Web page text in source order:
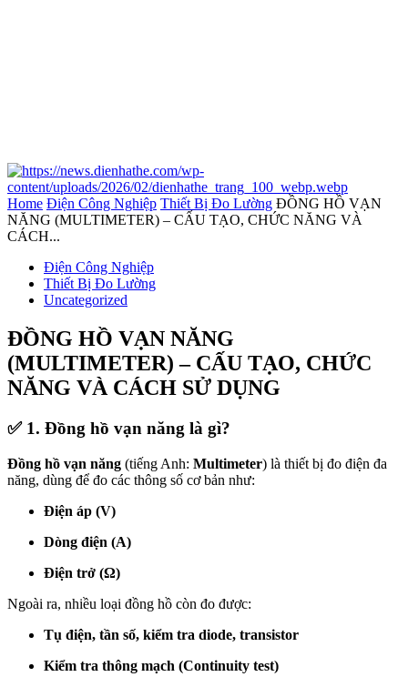
Home Điện Công Nghiệp Thiết Bị Đo Lường ĐỒNG HỒ VẠN
NĂNG (MULTIMETER) – CẤU TẠO, CHỨC NĂNG VÀ
CÁCH...
Điện Công Nghiệp
Thiết Bị Đo Lường
Uncategorized
ĐỒNG HỒ VẠN NĂNG
(MULTIMETER) – CẤU TẠO, CHỨC
NĂNG VÀ CÁCH SỬ DỤNG
✅ 1. Đồng hồ vạn năng là gì?
Đồng hồ vạn năng (tiếng Anh: Multimeter) là thiết bị đo điện đa
năng, dùng để đo các thông số cơ bản như:
Điện áp (V)
Dòng điện (A)
Điện trở (Ω)
Ngoài ra, nhiều loại đồng hồ còn đo được:
Tụ điện, tần số, kiểm tra diode, transistor
Kiểm tra thông mạch (Continuity test)